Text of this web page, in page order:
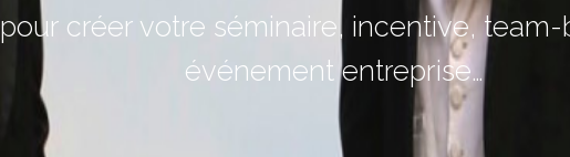
pour créer votre séminaire, incentive, team-
événement entreprise…